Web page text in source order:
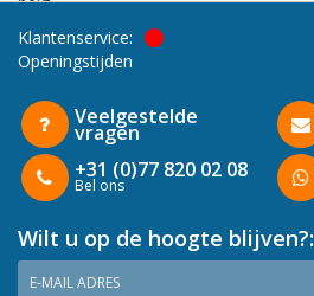
Klantenservice:
Openingstijden
Veelgestelde
vragen
+31 (0)77 820 02 08
Bel ons
Wilt u op de hoogte blijven?:
E-MAIL ADRES